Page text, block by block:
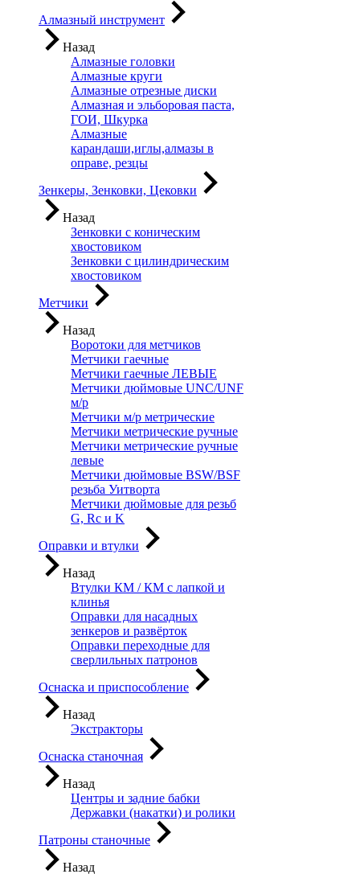
Алмазный инструмент
Назад
Алмазные головки
Алмазные круги
Алмазные отрезные диски
Алмазная и эльборовая паста,
ГОИ, Шкурка
Алмазные
карандаши,иглы,алмазы в
оправе, резцы
Зенкеры, Зенковки, Цековки
Назад
Зенковки с коническим
хвостовиком
Зенковки с цилиндрическим
хвостовиком
Метчики
Назад
Воротоки для метчиков
Метчики гаечные
Метчики гаечные ЛЕВЫЕ
Метчики дюймовые UNC/UNF
м/р
Метчики м/р метрические
Метчики метрические ручные
Метчики метрические ручные
левые
Метчики дюймовые BSW/BSF
резьба Уитворта
Метчики дюймовые для резьб
G, Rc и K
Оправки и втулки
Назад
Втулки КМ / КМ с лапкой и
клинья
Оправки для насадных
зенкеров и развёрток
Оправки переходные для
сверлильных патронов
Оснаска и приспособление
Назад
Экстракторы
Оснаска станочная
Назад
Центры и задние бабки
Державки (накатки) и ролики
Патроны станочные
Назад